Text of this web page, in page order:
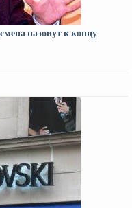
назовут к концу